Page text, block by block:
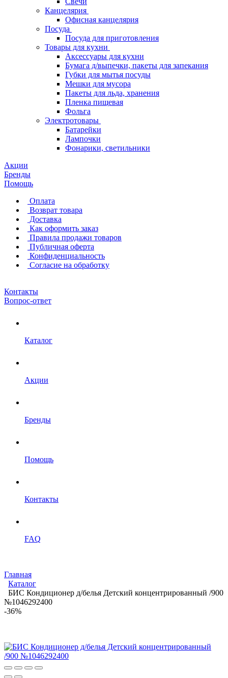
Канцелярия
Офисная канцелярия
Посуда
Посуда для приготовления
Товары для кухни
Аксессуары для кухни
Бумага д/выпечки, пакеты для запекания
Губки для мытья посуды
Мешки для мусора
Пакеты для льда, хранения
Пленка пищевая
Фольга
Электротовары
Батарейки
Лампочки
Фонарики, светильники
Акции
Бренды
Помощь
Оплата
Возврат товара
Доставка
Как оформить заказ
Правила продажи товаров
Публичная оферта
Конфиденциальность
Согласие на обработку
Контакты
Вопрос-ответ
Каталог
Акции
Бренды
Помощь
Контакты
FAQ
Главная
Каталог
БИС Кондиционер д/белья Детский концентрированный /900
№1046292400
-36%